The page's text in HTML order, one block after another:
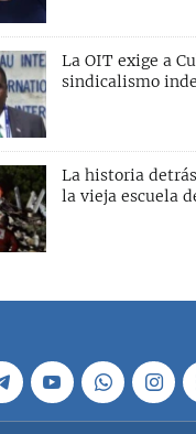
La OIT exige a
sindicalismo
La historia
la vieja escuela